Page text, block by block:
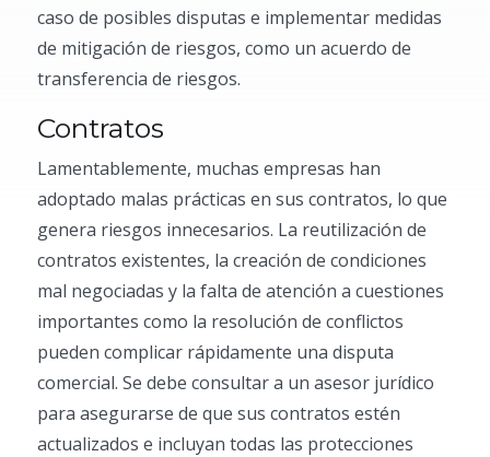
caso de posibles disputas e implementar medidas
de mitigación de riesgos, como un acuerdo de
transferencia de riesgos.
Contratos
Lamentablemente, muchas empresas han
adoptado malas prácticas en sus contratos, lo que
genera riesgos innecesarios. La reutilización de
contratos existentes, la creación de condiciones
mal negociadas y la falta de atención a cuestiones
importantes como la resolución de conflictos
pueden complicar rápidamente una disputa
comercial. Se debe consultar a un asesor jurídico
para asegurarse de que sus contratos estén
actualizados e incluyan todas las protecciones